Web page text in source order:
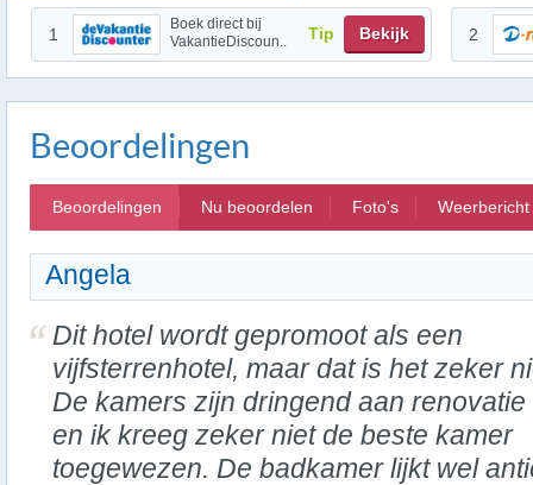
1
Boek direct bij
VakantieDiscoun..
Tip Bekijk 2
Beoordelingen
Beoordelingen Nu beoordelen Foto's Weerbericht
Angela
Dit hotel wordt gepromoot als een
vijfsterrenhotel, maar dat is het zeker
De kamers zijn dringend aan renovatie
en ik kreeg zeker niet de beste kamer
toegewezen. De badkamer lijkt wel